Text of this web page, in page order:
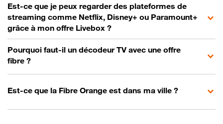
Est-ce que je peux regarder des plateformes de
streaming comme Netflix, Disney+ ou Paramount+
grâce à mon offre Livebox ?
Pourquoi faut-il un décodeur TV avec une offre
fibre ?
Est-ce que la Fibre Orange est dans ma ville ?